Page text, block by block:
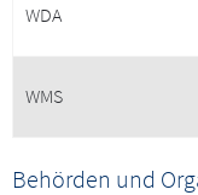
WDA
WMS
Behörden und